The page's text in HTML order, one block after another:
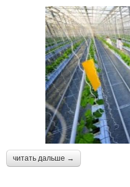
читать дальше →